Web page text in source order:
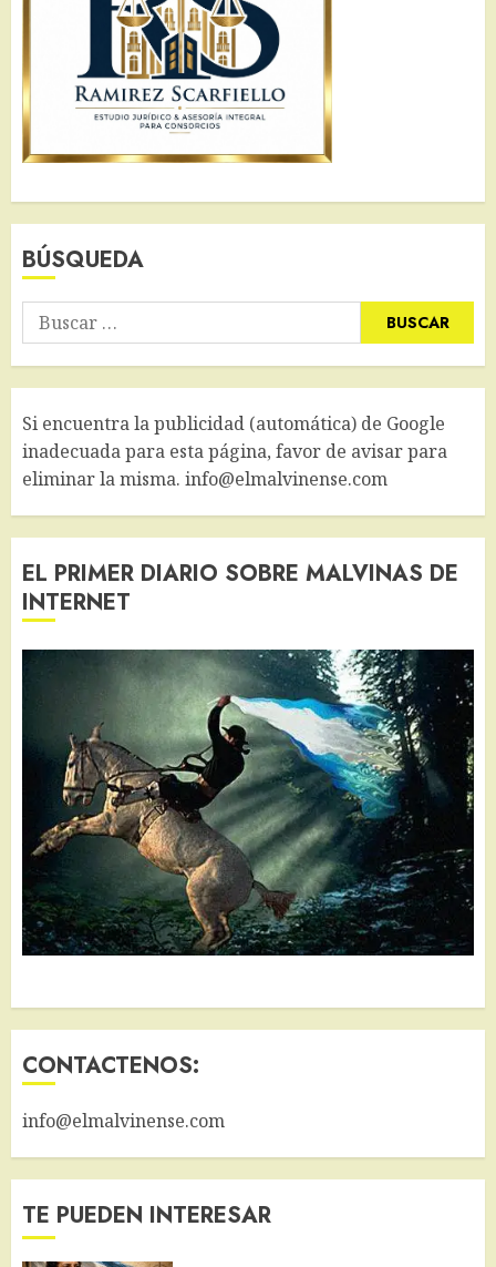
BÚSQUEDA
Buscar:
Si encuentra la publicidad (automática) de Google
inadecuada para esta página, favor de avisar para
eliminar la misma. info@elmalvinense.com
EL PRIMER DIARIO SOBRE MALVINAS DE
INTERNET
CONTACTENOS:
info@elmalvinense.com
TE PUEDEN INTERESAR